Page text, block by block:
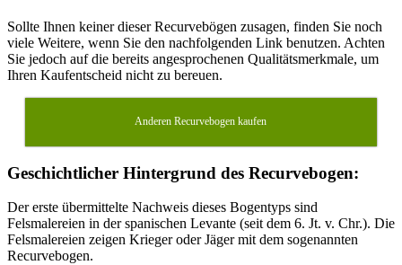
Sollte Ihnen keiner dieser Recurvebögen zusagen, finden Sie noch
viele Weitere, wenn Sie den nachfolgenden Link benutzen. Achten
Sie jedoch auf die bereits angesprochenen Qualitätsmerkmale, um
Ihren Kaufentscheid nicht zu bereuen.
Anderen Recurvebogen kaufen
Geschichtlicher Hintergrund des Recurvebogen:
Der erste übermittelte Nachweis dieses Bogentyps sind
Felsmalereien in der spanischen Levante (seit dem 6. Jt. v. Chr.). Die
Felsmalereien zeigen Krieger oder Jäger mit dem sogenannten
Recurvebogen.